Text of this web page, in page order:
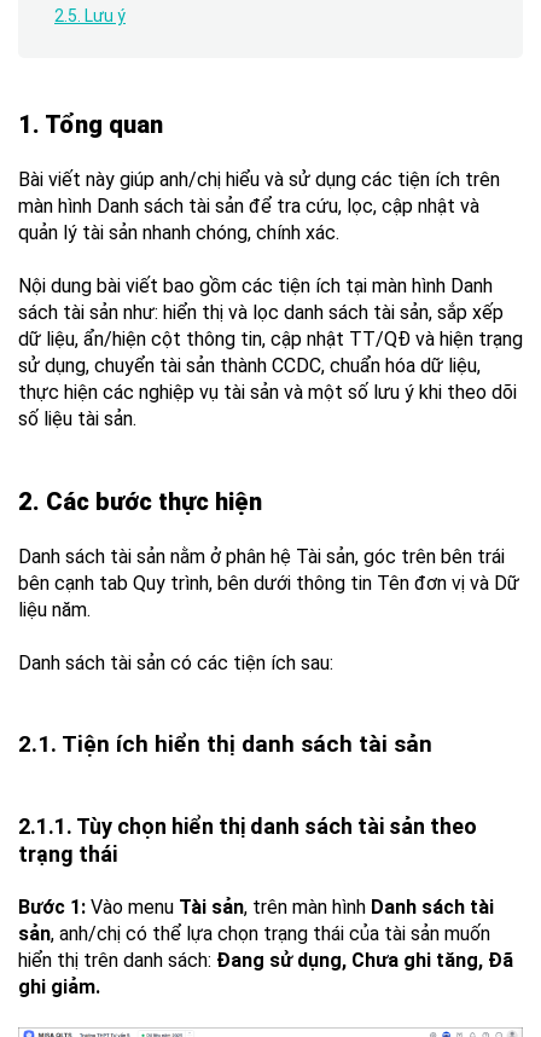
2.5. Lưu ý
1. Tổng quan
Bài viết này giúp anh/chị hiểu và sử dụng các tiện ích trên
màn hình Danh sách tài sản để tra cứu, lọc, cập nhật và
quản lý tài sản nhanh chóng, chính xác.
Nội dung bài viết bao gồm các tiện ích tại màn hình Danh
sách tài sản như: hiển thị và lọc danh sách tài sản, sắp xếp
dữ liệu, ẩn/hiện cột thông tin, cập nhật TT/QĐ và hiện trạng
sử dụng, chuyển tài sản thành CCDC, chuẩn hóa dữ liệu,
thực hiện các nghiệp vụ tài sản và một số lưu ý khi theo dõi
số liệu tài sản.
2. Các bước thực hiện
Danh sách tài sản nằm ở phân hệ Tài sản, góc trên bên trái
bên cạnh tab Quy trình, bên dưới thông tin Tên đơn vị và Dữ
liệu năm.
Danh sách tài sản có các tiện ích sau:
2.1. Tiện ích hiển thị danh sách tài sản
2.1.1. Tùy chọn hiển thị danh sách tài sản theo
trạng thái
Bước 1: Vào menu Tài sản, trên màn hình Danh sách tài
sản, anh/chị có thể lựa chọn trạng thái của tài sản muốn
hiển thị trên danh sách: Đang sử dụng, Chưa ghi tăng, Đã
ghi giảm.